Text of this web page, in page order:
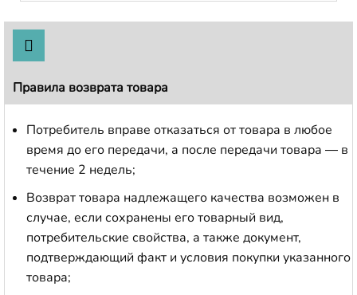
Правила возврата товара
Потребитель вправе отказаться от товара в любое
время до его передачи, а после передачи товара — в
течение 2 недель;
Возврат товара надлежащего качества возможен в
случае, если сохранены его товарный вид,
потребительские свойства, а также документ,
подтверждающий факт и условия покупки указанного
товара;